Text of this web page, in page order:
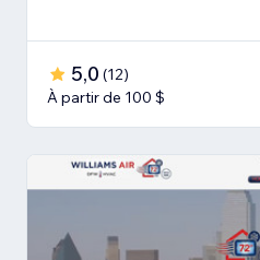
5,0 (12)
À partir de 100 $